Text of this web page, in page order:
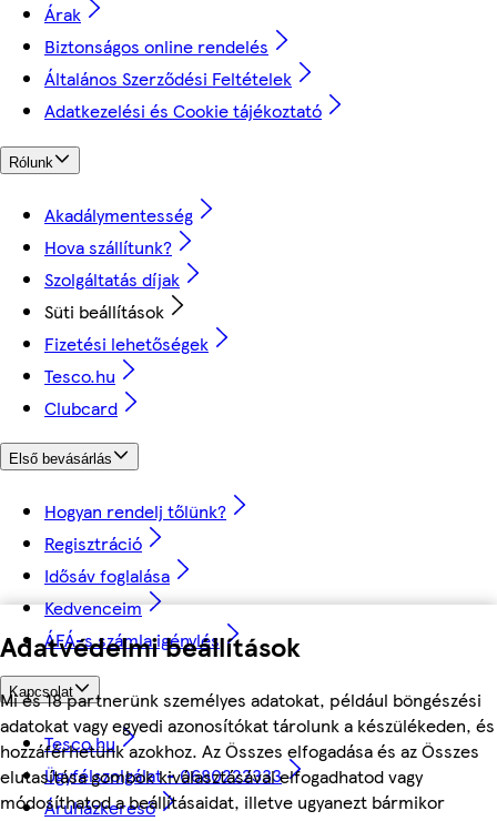
Adatvédelmi beállítások
Mi és 18 partnerünk személyes adatokat, például böngészési
adatokat vagy egyedi azonosítókat tárolunk a készülékeden, és
hozzáférhetünk azokhoz. Az Összes elfogadása és az Összes
elutasítása gombok kiválasztásával elfogadhatod vagy
módosíthatod a beállításaidat, illetve ugyanezt bármikor
Árak
Biztonságos online rendelés
Általános Szerződési Feltételek
Adatkezelési és Cookie tájékoztató
Rólunk
Akadálymentesség
Hova szállítunk?
Szolgáltatás díjak
Süti beállítások
Fizetési lehetőségek
Tesco.hu
Clubcard
Első bevásárlás
Hogyan rendelj tőlünk?
Regisztráció
Idősáv foglalása
Kedvenceim
ÁFÁ-s számla igénylés
Kapcsolat
Tesco.hu
Ügyfélszolgálat - 0680222333
Áruházkereső